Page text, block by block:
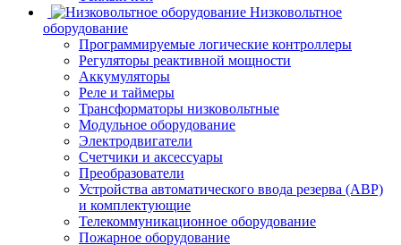
Низковольтное
оборудование
Программируемые логические контроллеры
Регуляторы реактивной мощности
Аккумуляторы
Реле и таймеры
Трансформаторы низковольтные
Модульное оборудование
Электродвигатели
Счетчики и аксессуары
Преобразователи
Устройства автоматического ввода резерва (АВР)
и комплектующие
Телекоммуникационное оборудование
Пожарное оборудование